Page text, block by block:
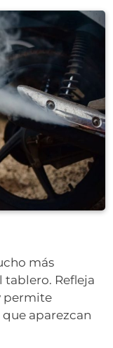
más
Refleja
permite
aparezcan